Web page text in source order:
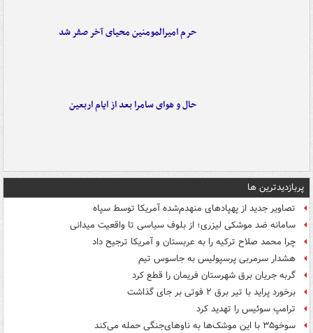
حرم امیرالمومنین محیای آخر صفر شد
حال و هوای سامرا بعد از ایام اربعین
پربازدیدترین ها
تصاویر جدید از پهپادهای منهدم‌شده آمریکا توسط سپاه
سامانه ضد موشکی لیزری؛ از بلوف سیاسی تا واقعیت میدانی
چرا محمد صلاح ترکیه را به عربستان و آمریکا ترجیح داد
هشدار سرمربی پرسپولیس به جاسوس تیم
گربه جریان برق شهرستان فریمان را قطع کرد
برخورد پراید با تیر برق ۲ فوتی بر جای گذاشت
ترامپ سوئیس را تهدید کرد
سوخو۳۵ با این موشک‌ها به ناوهای‌جنگی حمله می‌کند